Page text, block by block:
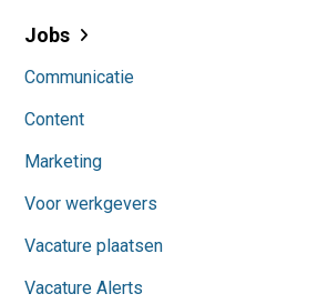
Jobs
Communicatie
Content
Marketing
Voor werkgevers
Vacature plaatsen
Vacature Alerts